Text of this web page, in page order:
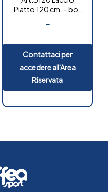
Piatto 120 cm. – box
-
Contattaci per
accedere all'Area
Riservata